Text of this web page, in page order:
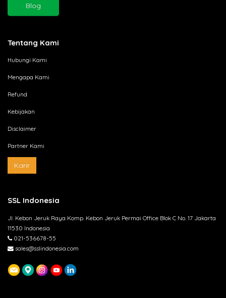
Blog
Tentang Kami
Hubungi Kami
Mengapa Kami
Refund
Kebijakan
Disclaimer
Partner Kami
Karir
SSL Indonesia
Jl. Kebon Jeruk Raya Komp. Kebon Jeruk Permai Office Blok C No. 17 Jakarta
11530 Indonesia
021-536678-55
sales@sslindonesia.com